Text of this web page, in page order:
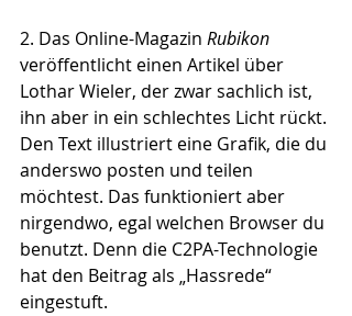
2. Das Online-Magazin Rubikon
veröffentlicht einen Artikel über
Lothar Wieler, der zwar sachlich ist,
ihn aber in ein schlechtes Licht rückt.
Den Text illustriert eine Grafik, die du
anderswo posten und teilen
möchtest. Das funktioniert aber
nirgendwo, egal welchen Browser du
benutzt. Denn die C2PA-Technologie
hat den Beitrag als „Hassrede“
eingestuft.